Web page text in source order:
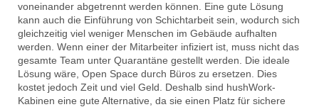
voneinander abgetrennt werden können. Eine gute Lösung
kann auch die Einführung von Schichtarbeit sein, wodurch sich
gleichzeitig viel weniger Menschen im Gebäude aufhalten
werden. Wenn einer der Mitarbeiter infiziert ist, muss nicht das
gesamte Team unter Quarantäne gestellt werden. Die ideale
Lösung wäre, Open Space durch Büros zu ersetzen. Dies
kostet jedoch Zeit und viel Geld. Deshalb sind hushWork-
Kabinen eine gute Alternative, da sie einen Platz für sichere